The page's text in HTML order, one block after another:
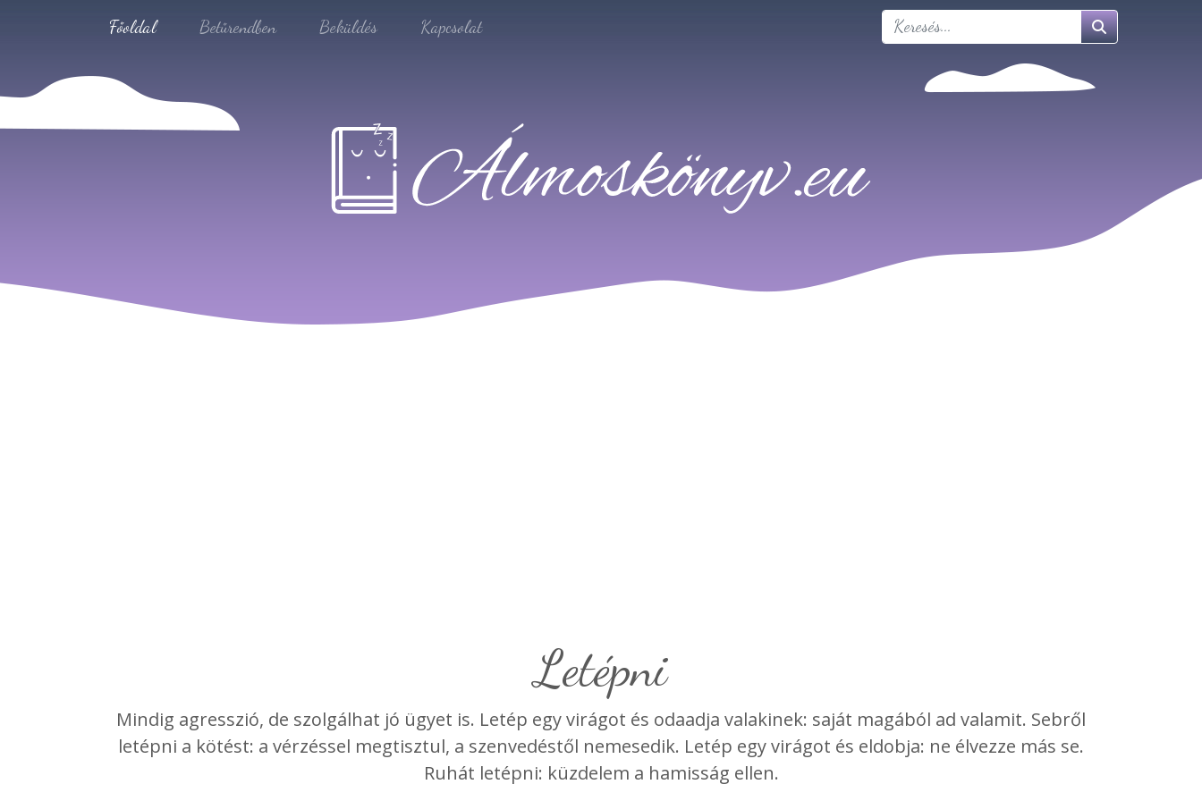
Főoldal Betűrendben Beküldés Kapcsolat
Letépni
Mindig agresszió, de szolgálhat jó ügyet is. Letép egy virágot és odaadja valakinek: saját magából ad valamit. Sebről
letépni a kötést: a vérzéssel megtisztul, a szenvedéstől nemesedik. Letép egy virágot és eldobja: ne élvezze más se.
Ruhát letépni: küzdelem a hamisság ellen.